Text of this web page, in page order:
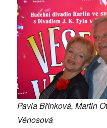
Pavla Břínková, Martin
Vénosová